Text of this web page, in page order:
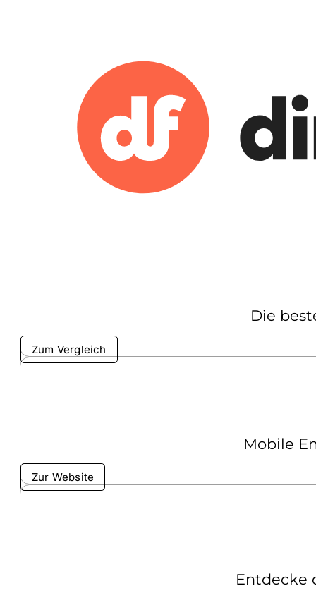
Die
Zum Vergleich
Mobile
Zur Website
Entdecke